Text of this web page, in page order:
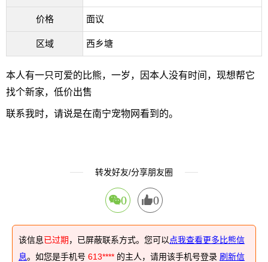
价格 面议
区域 西乡塘
本人有一只可爱的比熊，一岁，因本人没有时间，现想帮它
找个新家，低价出售
联系我时，请说是在南宁宠物网看到的。
转发好友/分享朋友圈
0 0
该信息已过期 ，已屏蔽联系方式。您可以 点我查看更多比熊信
息。如您是手机号 613**** 的主人，请用该手机号登录 刷新信